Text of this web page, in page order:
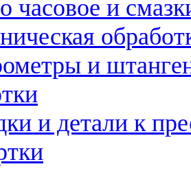
часовое и
и
и детали к